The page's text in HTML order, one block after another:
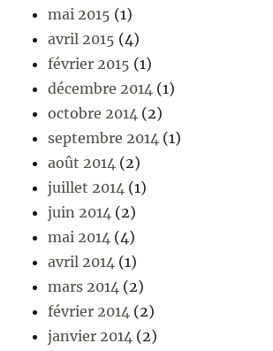
mai 2015 (1)
avril 2015 (4)
février 2015 (1)
décembre 2014 (1)
octobre 2014 (2)
septembre 2014 (1)
août 2014 (2)
juillet 2014 (1)
juin 2014 (2)
mai 2014 (4)
avril 2014 (1)
mars 2014 (2)
février 2014 (2)
janvier 2014 (2)